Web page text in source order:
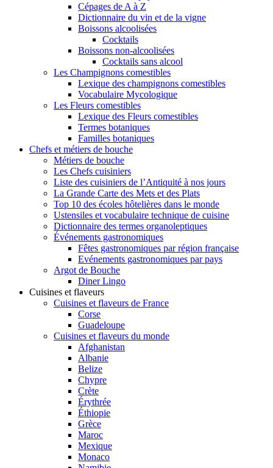
Cépages de A à Z
Dictionnaire du vin et de la vigne
Boissons alcoolisées
Cocktails
Boissons non-alcoolisées
Cocktails sans alcool
Les Champignons comestibles
Lexique des champignons comestibles
Vocabulaire Mycologique
Les Fleurs comestibles
Lexique des Fleurs comestibles
Termes botaniques
Familles botaniques
Chefs et métiers de bouche
Métiers de bouche
Les Chefs cuisiniers
Liste des cuisiniers de l’Antiquité à nos jours
La Grande Carte des Mets et des Plats
Top 10 des écoles hôtelières dans le monde
Ustensiles et vocabulaire technique de cuisine
Dictionnaire des termes organoleptiques
Événements gastronomiques
Fêtes gastronomiques par région française
Evénements gastronomiques par pays
Argot de Bouche
Diner Lingo
Cuisines et flaveurs
Cuisines et flaveurs de France
Corse
Guadeloupe
Cuisines et flaveurs du monde
Afghanistan
Albanie
Belize
Chypre
Crète
Érythrée
Éthiopie
Grèce
Maroc
Mexique
Monaco